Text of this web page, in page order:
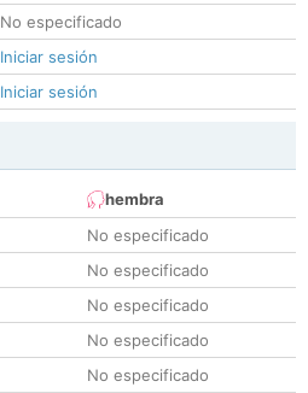
No especificado
Iniciar sesión
Iniciar sesión
hembra
No especificado
No especificado
No especificado
No especificado
No especificado